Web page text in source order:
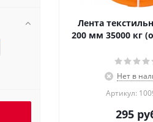
Лента
200 мм 35000 кг
Нет в
Артикул:
295